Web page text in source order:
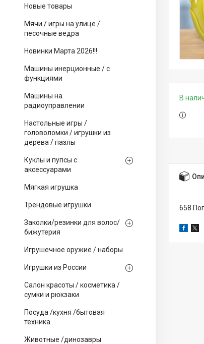
Новые товары
Мячи / игры на улице /
песочные ведра
Новинки Марта 2026!!!
Машины инерционные / с
функциями
Машины на
радиоуправлении
Настольные игры /
головоломки / игрушки из
дерева / пазлы
Куклы и пупсы с
аксессуарами
Мягкая игрушка
Трендовые игрушки
Заколки/резинки для волос/
бижутерия
Игрушечное оружие / наборы
Игрушки из России
Салон красоты / косметика /
сумки и рюкзаки
Посуда /кухня /бытовая
техника
Животные /динозавры
В
658